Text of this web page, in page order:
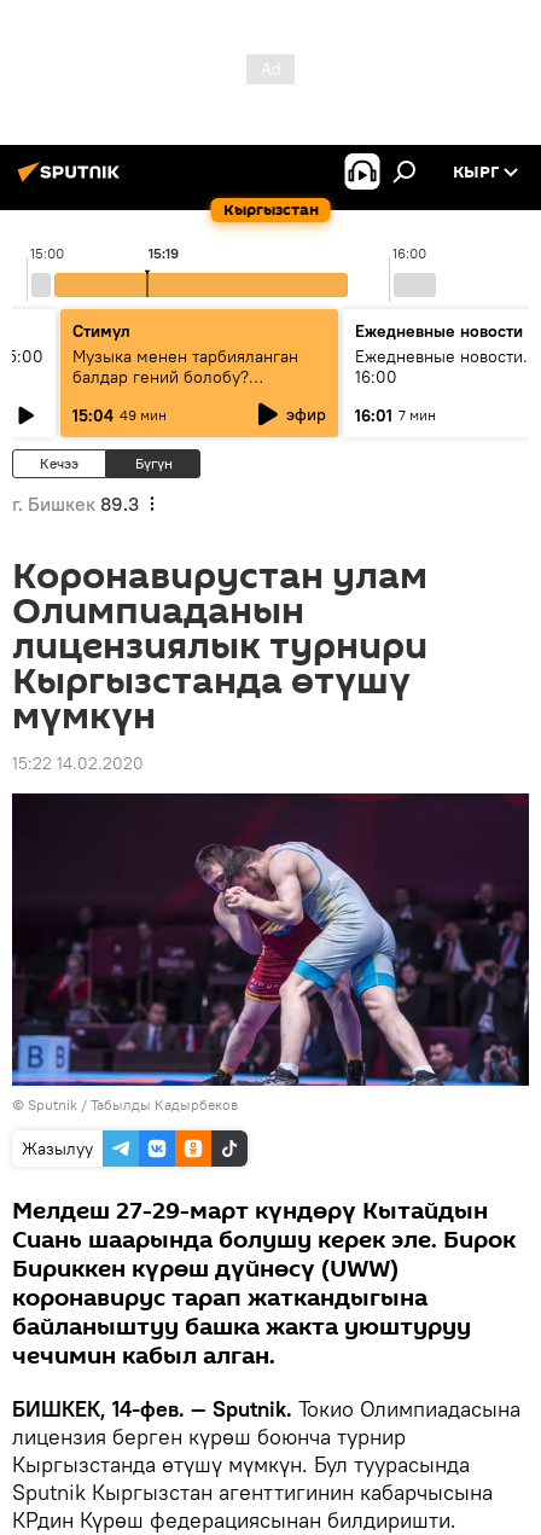
Кыргызстан
КЫРГ
15:00 16:00
15:19
Стимул
Музыка менен тарбияланган
балдар гений болобу?
Кыргыздын жашоосунда
музыканын орду
15:04 49 мин эфир
Ежедневные новости
Ежедневные новости.
16:00
16:01 7 мин
Кечээ Бүгүн
г. Бишкек 89.3
Коронавирустан улам
Олимпиаданын
лицензиялык турнири
Кыргызстанда өтүшү
мүмкүн
15:22 14.02.2020
© Sputnik / Табылды Кадырбеков
Жазылуу
Мелдеш 27-29-март күндөрү Кытайдын
Сиань шаарында болушу керек эле. Бирок
Бириккен күрөш дүйнөсү (UWW)
коронавирус тарап жаткандыгына
байланыштуу башка жакта уюштуруу
чечимин кабыл алган.
БИШКЕК, 14-фев. — Sputnik. Токио Олимпиадасына
лицензия берген күрөш боюнча турнир
Кыргызстанда өтүшү мүмкүн. Бул туурасында
Sputnik Кыргызстан агенттигинин кабарчысына
КРдин Күрөш федерациясынан билдиришти.